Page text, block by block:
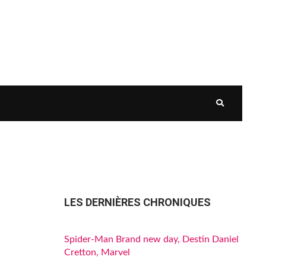
LES DERNIÈRES CHRONIQUES
Spider-Man Brand new day, Destin Daniel
Cretton, Marvel